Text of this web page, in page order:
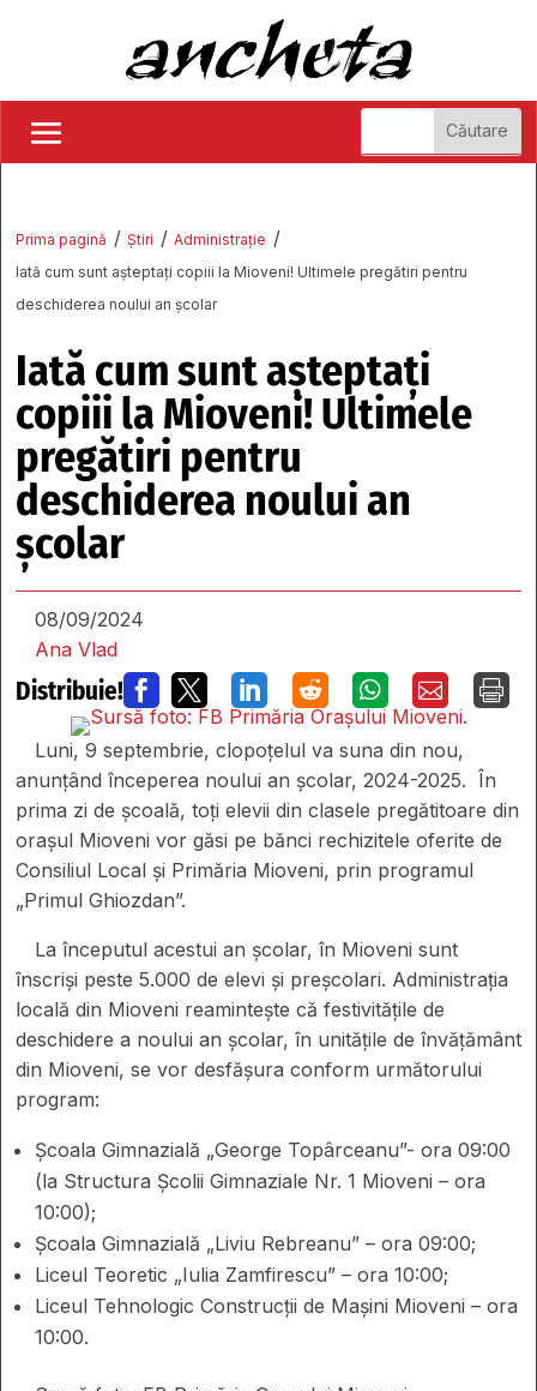
Prima pagină / Știri / Administrație /
Iată cum sunt așteptați copiii la Mioveni! Ultimele pregătiri pentru
deschiderea noului an școlar
Iată cum sunt așteptați
copiii la Mioveni! Ultimele
pregătiri pentru
deschiderea noului an
școlar
08/09/2024
Ana Vlad
Distribuie!       
Luni, 9 septembrie, clopoțelul va suna din nou,
anunțând începerea noului an școlar, 2024-2025. În
prima zi de școală, toți elevii din clasele pregătitoare din
orașul Mioveni vor găsi pe bănci rechizitele oferite de
Consiliul Local și Primăria Mioveni, prin programul
„Primul Ghiozdan”.
La începutul acestui an școlar, în Mioveni sunt
înscriși peste 5.000 de elevi și preșcolari. Administrația
locală din Mioveni reamintește că festivitățile de
deschidere a noului an școlar, în unitățile de învățământ
din Mioveni, se vor desfășura conform următorului
program:
Școala Gimnazială „George Topârceanu”- ora 09:00
(la Structura Școlii Gimnaziale Nr. 1 Mioveni – ora
10:00);
Școala Gimnazială „Liviu Rebreanu” – ora 09:00;
Liceul Teoretic „Iulia Zamfirescu” – ora 10:00;
Liceul Tehnologic Construcții de Mașini Mioveni – ora
10:00.